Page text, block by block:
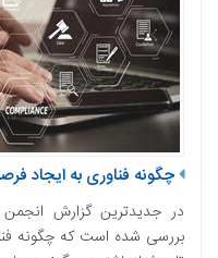
چگونه فناوری به ایجاد
در جدیدترین گزارش
بررسی شده است كه چگونه